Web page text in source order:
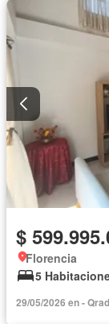
$
Florencia
5
29/05/2026 en -